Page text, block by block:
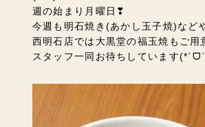
週の始まり月曜日❣
今週も明石焼き(あかし玉子焼)など
西明石店では大黒堂の福玉焼もご用
スタッフ一同お待ちしています